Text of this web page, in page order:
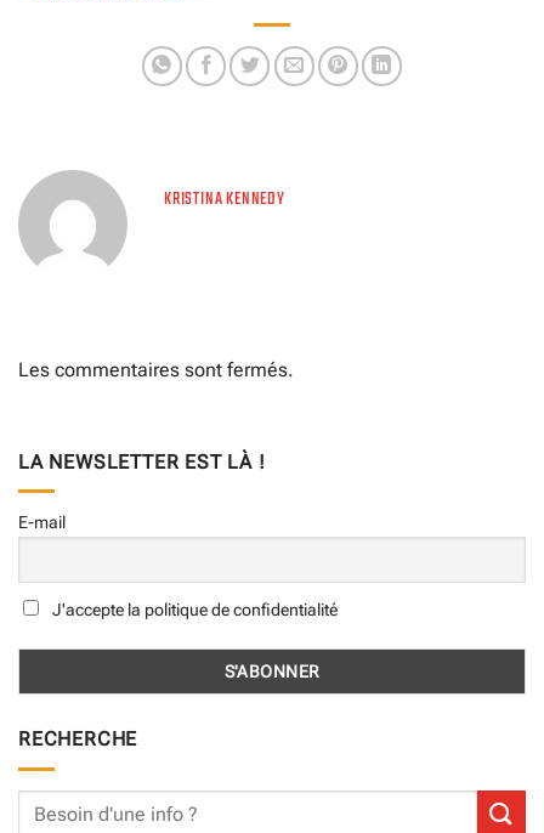
KRISTINA KENNEDY
Les commentaires sont fermés.
LA NEWSLETTER EST LÀ !
E-mail
J'accepte la politique de confidentialité
RECHERCHE